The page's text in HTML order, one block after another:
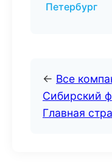
Петербург
← Все
Сибирский
Главная